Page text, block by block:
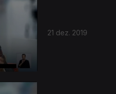
21 dez. 2019